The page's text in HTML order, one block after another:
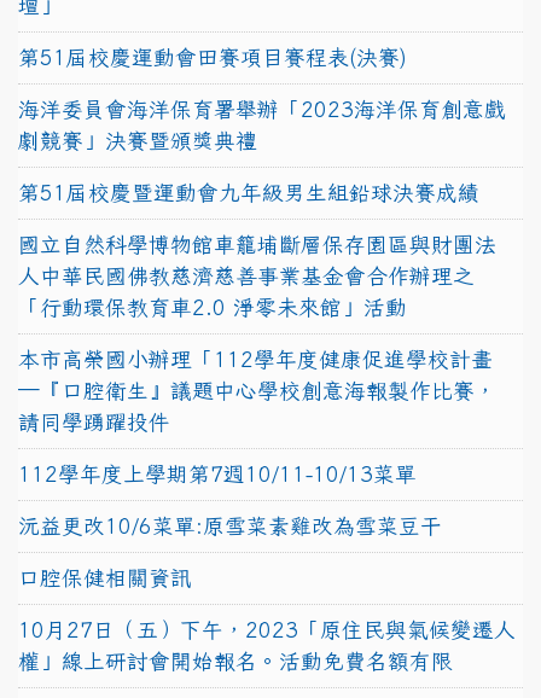
壇」
第51屆校慶運動會田賽項目賽程表(決賽)
海洋委員會海洋保育署舉辦「2023海洋保育創意戲
劇競賽」決賽暨頒獎典禮
第51屆校慶暨運動會九年級男生組鉛球決賽成績
國立自然科學博物館車籠埔斷層保存園區與財團法
人中華民國佛教慈濟慈善事業基金會合作辦理之
「行動環保教育車2.0 淨零未來館」活動
本市高榮國小辦理「112學年度健康促進學校計畫
─『口腔衛生』議題中心學校創意海報製作比賽，
請同學踴躍投件
112學年度上學期第7週10/11-10/13菜單
沅益更改10/6菜單:原雪菜素雞改為雪菜豆干
口腔保健相關資訊
10月27日（五）下午，2023「原住民與氣候變遷人
權」線上研討會開始報名。活動免費名額有限